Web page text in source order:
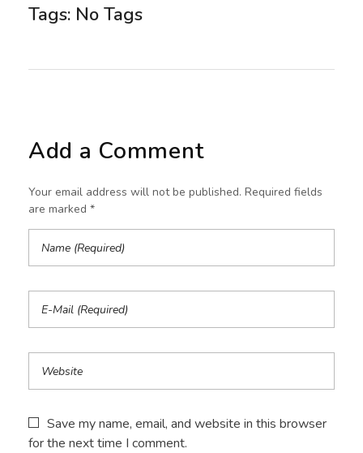
Tags: No Tags
Add a Comment
Your email address will not be published. Required fields
are marked *
Save my name, email, and website in this browser
for the next time I comment.